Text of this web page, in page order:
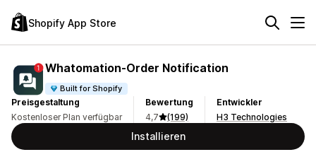
Shopify App Store
Whatomation‑Order Notification
Built for Shopify
Preisgestaltung
Kostenloser Plan verfügbar
Bewertung
4,7
(199)
Entwickler
H3 Technologies
Installieren